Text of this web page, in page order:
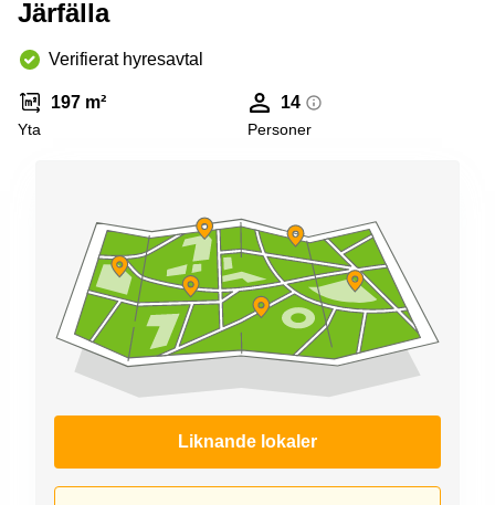
Järfälla
Verifierat hyresavtal
197 m²
Yta
14
Personer
Liknande lokaler